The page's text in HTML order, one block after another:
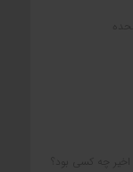
چه کسی بود؟